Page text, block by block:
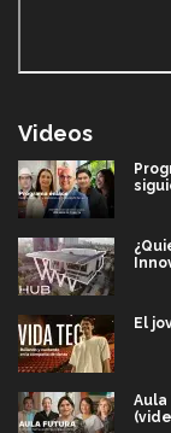
Videos
El